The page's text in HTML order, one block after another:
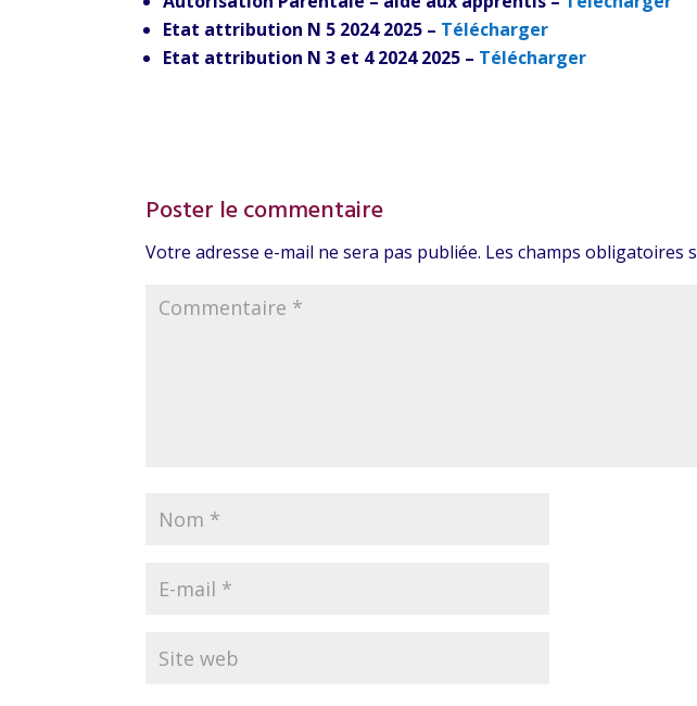
Etat attribution N 5 2024 2025 – Télécharger
Etat attribution N 3 et 4 2024 2025 – Télécharger
Poster le commentaire
Votre adresse e-mail ne sera pas publiée. Les champs obligatoires